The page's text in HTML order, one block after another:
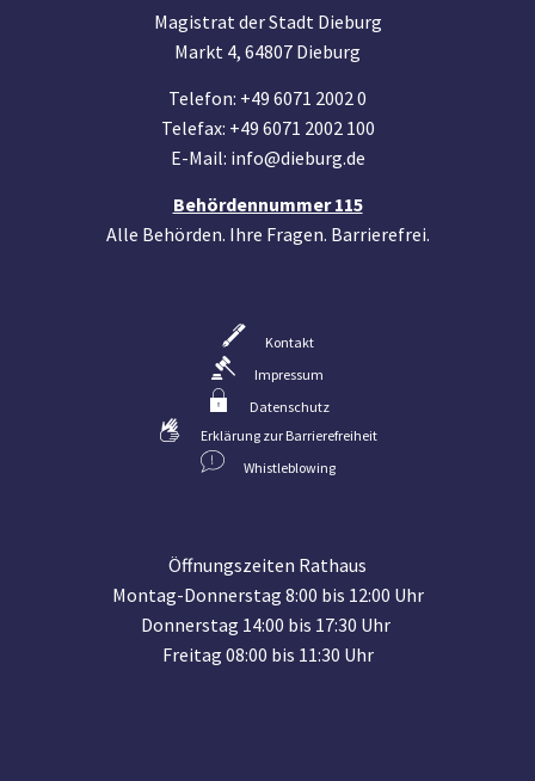
Magistrat der Stadt Dieburg
Markt 4, 64807 Dieburg
Telefon: +49 6071 2002 0
Telefax: +49 6071 2002 100
E-Mail: info@dieburg.de
Behördennummer 115
Alle Behörden. Ihre Fragen. Barrierefrei.
Kontakt
Impressum
Datenschutz
Erklärung zur Barrierefreiheit
Whistleblowing
Öffnungszeiten Rathaus
Montag-Donnerstag 8:00 bis 12:00 Uhr
Donnerstag 14:00 bis 17:30 Uhr
Freitag 08:00 bis 11:30 Uhr